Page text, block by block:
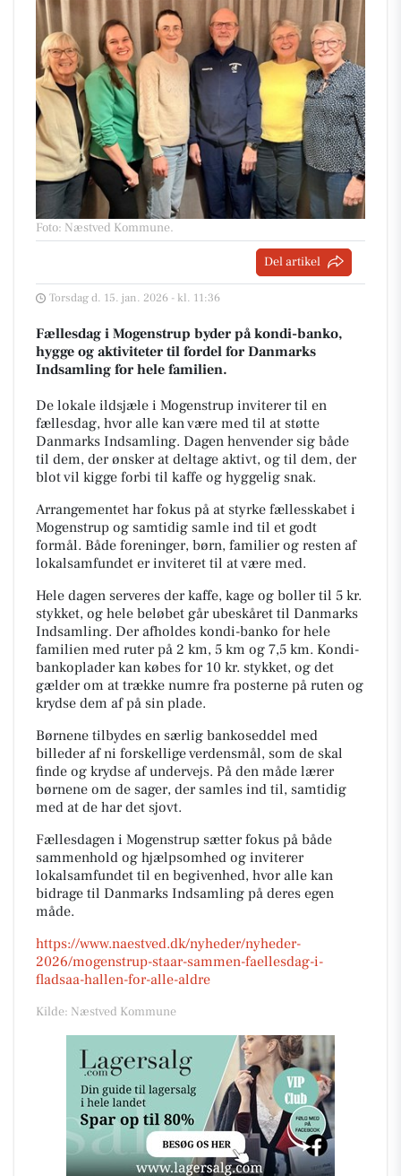
Foto: Næstved Kommune.
Del artikel
Torsdag d. 15. jan. 2026 - kl. 11:36
Fællesdag i Mogenstrup byder på kondi-banko,
hygge og aktiviteter til fordel for Danmarks
Indsamling for hele familien.
De lokale ildsjæle i Mogenstrup inviterer til en
fællesdag, hvor alle kan være med til at støtte
Danmarks Indsamling. Dagen henvender sig både
til dem, der ønsker at deltage aktivt, og til dem, der
blot vil kigge forbi til kaffe og hyggelig snak.
Arrangementet har fokus på at styrke fællesskabet i
Mogenstrup og samtidig samle ind til et godt
formål. Både foreninger, børn, familier og resten af
lokalsamfundet er inviteret til at være med.
Hele dagen serveres der kaffe, kage og boller til 5 kr.
stykket, og hele beløbet går ubeskåret til Danmarks
Indsamling. Der afholdes kondi-banko for hele
familien med ruter på 2 km, 5 km og 7,5 km. Kondi-
bankoplader kan købes for 10 kr. stykket, og det
gælder om at trække numre fra posterne på ruten og
krydse dem af på sin plade.
Børnene tilbydes en særlig bankoseddel med
billeder af ni forskellige verdensmål, som de skal
finde og krydse af undervejs. På den måde lærer
børnene om de sager, der samles ind til, samtidig
med at de har det sjovt.
Fællesdagen i Mogenstrup sætter fokus på både
sammenhold og hjælpsomhed og inviterer
lokalsamfundet til en begivenhed, hvor alle kan
bidrage til Danmarks Indsamling på deres egen
måde.
https://www.naestved.dk/nyheder/nyheder-
2026/mogenstrup-staar-sammen-faellesdag-i-
fladsaa-hallen-for-alle-aldre
Kilde: Næstved Kommune